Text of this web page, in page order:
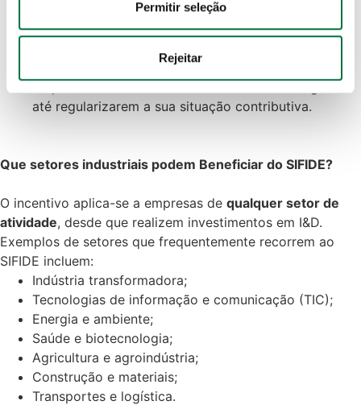
nossos parceiros de redes sociais, de publicidade e de
que lhes forneceu ou recolhidas por estes a partir da sua
utilização dos respetivos serviços.
Política de Cookies Política de Privacidade ·
Política
de Privacidade Google
Permitir seleção
Rejeitar
submissão da candidatura ao SIFIDE deve ser feita
até ao final demaio do ano seguinte ao exercício
Não ter dívidas fiscais ou à Segurança Social
até regularizarem a sua situação contributiva.
Que setores industriais podem Beneficiar do SIFIDE?
O incentivo aplica-se a empresas de qualquer setor de
atividade, desde que realizem investimentos em I&D.
Exemplos de setores que frequentemente recorrem ao
SIFIDE incluem:
Indústria transformadora;
Tecnologias de informação e comunicação (TIC);
Energia e ambiente;
Saúde e biotecnologia;
Agricultura e agroindústria;
Construção e materiais;
Transportes e logística.